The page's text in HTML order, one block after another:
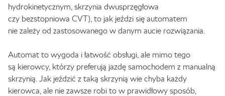
hydrokinetycznym, skrzynia dwusprzęgłowa
czy bezstopniowa CVT), to jak jeździ się automatem
nie zależy od zastosowanego w danym aucie rozwiązania.
Automat to wygoda i łatwość obsługi, ale mimo tego
są kierowcy, którzy preferują jazdę samochodem z manualną
skrzynią. Jak jeździć z taką skrzynią wie chyba każdy
kierowca, ale nie zawsze robi to w prawidłowy sposób,